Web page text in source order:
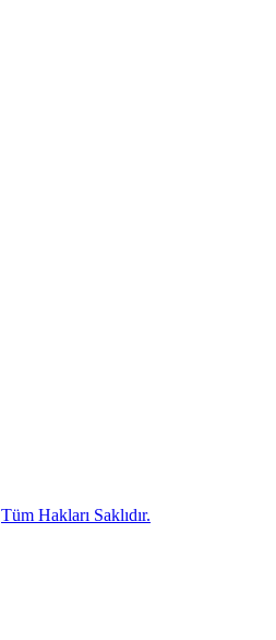
Tüm Hakları Saklıdır.